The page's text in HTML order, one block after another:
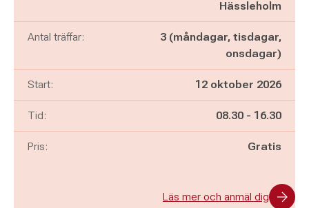
Hässleholm
Antal träffar:
3 (måndagar, tisdagar,
onsdagar)
Start: 12 oktober 2026
Tid: Pågår mellan
08.30 - och
16.30
Pris: Gratis
Läs mer och anmäl dig